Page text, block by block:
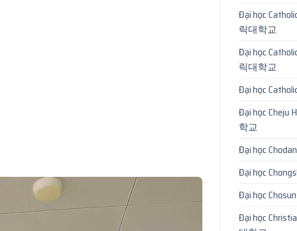
Đại học
릭대학교
Đại học
릭대학교
Đại học
Đại học Cheju
학교
Đại học
Đại học
Đại học
Đại học